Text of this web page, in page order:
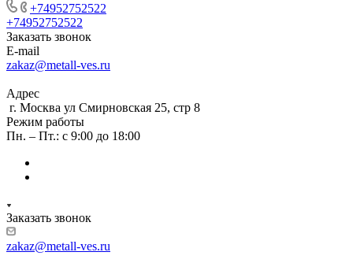
+74952752522
+74952752522
Заказать звонок
E-mail
zakaz@metall-ves.ru
Адрес
г. Москва ул Смирновская 25, стр 8
Режим работы
Пн. – Пт.: с 9:00 до 18:00
Заказать звонок
zakaz@metall-ves.ru